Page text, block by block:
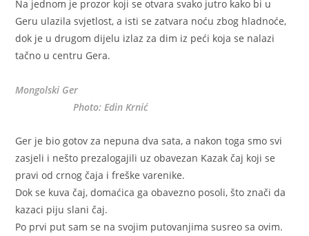
Na jednom je prozor koji se otvara svako jutro kako bi u
Geru ulazila svjetlost, a isti se zatvara noću zbog hladnoće,
dok je u drugom dijelu izlaz za dim iz peći koja se nalazi
tačno u centru Gera.
Mongolski Ger
Photo: Edin Krnić
Ger je bio gotov za nepuna dva sata, a nakon toga smo svi
zasjeli i nešto prezalogajili uz obavezan Kazak čaj koji se
pravi od crnog čaja i freške varenike.
Dok se kuva čaj, domaćica ga obavezno posoli, što znači da
kazaci piju slani čaj.
Po prvi put sam se na svojim putovanjima susreo sa ovim.